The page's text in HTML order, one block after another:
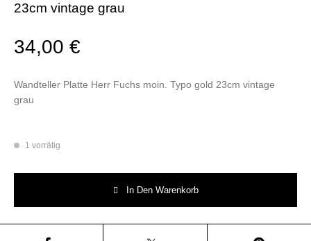
23cm vintage grau
34,00€
Wandteller Platte Herr Fuchs moin. Typo gold 23cm vintage
grau
1 vorrätig
In Den Warenkorb